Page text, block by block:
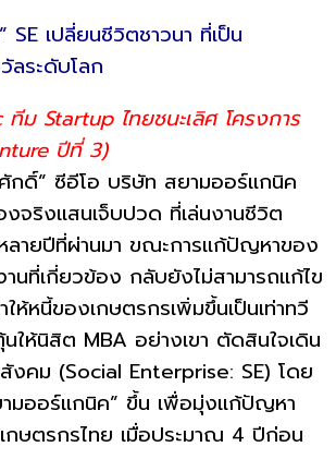
SE เปลี่ยนชีวิตชาวนา ที่เป็น
ลระดับโลก
ม Startup ไทยชนะเลิศ โครงการ
ปีที่ 3)
กดิ์” ซีอีโอ บริษัท สยามออร์แกนิค
งจริงแสนเจ็บปวด ที่เล่นงานชีวิต
ลายปีที่ผ่านมา ขณะการแก้ปัญหาของ
นที่เกี่ยวข้อง กลับยังไม่สามารถแก้ไข
ห้หนี้ของเกษตรกรเพิ่มขึ้นเป็นเท่าทวี
ให้นิสิต MBA อย่างเขา ตัดสินใจเดิน
งคม (Social Enterprise: SE) โดย
มออร์แกนิค” ขึ้น เพื่อมุ่งแก้ปัญหา
กษตรกรไทย เมื่อประมาณ 4 ปีก่อน